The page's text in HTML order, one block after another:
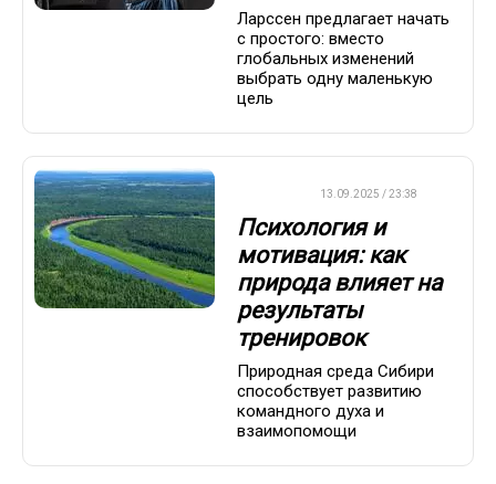
Ларссен предлагает начать
с простого: вместо
глобальных изменений
выбрать одну маленькую
цель
13.09.2025 / 23:38
Психология и
мотивация: как
природа влияет на
результаты
тренировок
Природная среда Сибири
способствует развитию
командного духа и
взаимопомощи